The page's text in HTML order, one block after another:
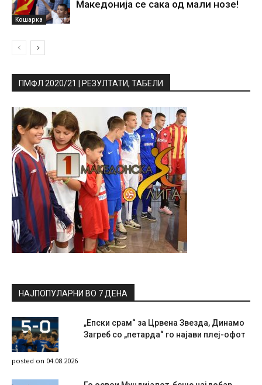
Кошарка
Македонија се сака од мали нозе!
ПМФЛ 2020/21 | РЕЗУЛТАТИ, ТАБЕЛИ
НАЈПОПУЛАРНИ ВО 7 ДЕНА
„Епски срам“ за Црвена Звезда, Динамо
Загреб со „петарда“ го најави плеј-офот
posted on 04.08.2026